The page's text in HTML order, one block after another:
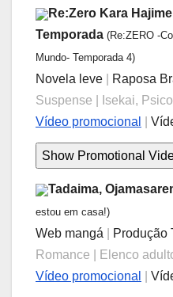
Re:Zero Kara
Temporada (Re:ZERO -
Mundo- Temporada 4)
Novela leve Raposa
Suspense | Isekai,
Vídeo promocional
Tadaima,
estou em casa!)
Web mangá Produção
Romance | Elenco
Vídeo promocional